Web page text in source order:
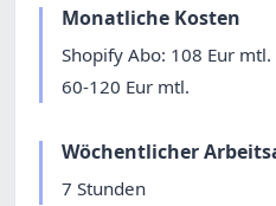
Monatliche Kosten
Shopify Abo: 108 Eur
60-120 Eur mtl.
Wöchentlicher
7 Stunden